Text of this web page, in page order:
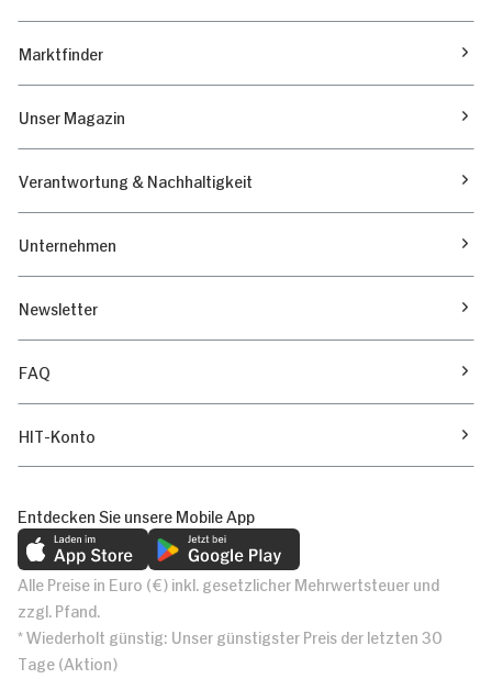
Marktfinder
Unser Magazin
Verantwortung & Nachhaltigkeit
Unternehmen
Newsletter
FAQ
HIT-Konto
Entdecken Sie unsere Mobile App
Alle Preise in Euro (€) inkl. gesetzlicher Mehrwertsteuer und
zzgl. Pfand.
* Wiederholt günstig: Unser günstigster Preis der letzten 30
Tage (Aktion)